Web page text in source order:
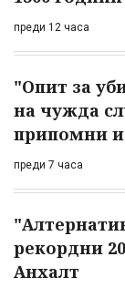
преди 12 часа
"Опит за
на чужда
припомни
преди 7 часа
рекордни
Анхалт